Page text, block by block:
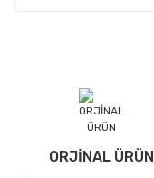
ORJİNAL ÜRÜN